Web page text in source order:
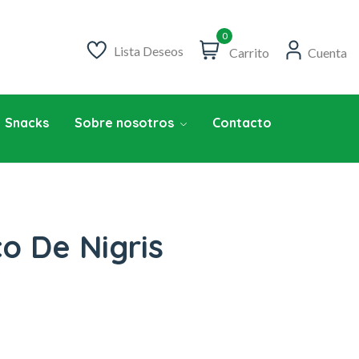
Lista Deseos
0
Carrito Cuenta
Snacks Sobre nosotros Contacto
De Nigris